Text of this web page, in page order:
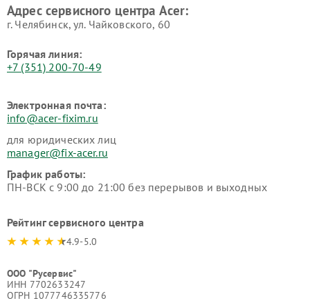
Адрес сервисного центра Acer:
г. Челябинск, ул. Чайковского, 60
Горячая линия:
+7 (351) 200-70-49
Электронная почта:
info@acer-fixim.ru
для юридических лиц
manager@fix-acer.ru
График работы:
ПН-ВСК с 9:00 до 21:00 без перерывов и выходных
Рейтинг сервисного центра
4.9-5.0
ООО "Русервис"
ИНН 7702633247
ОГРН 1077746335776